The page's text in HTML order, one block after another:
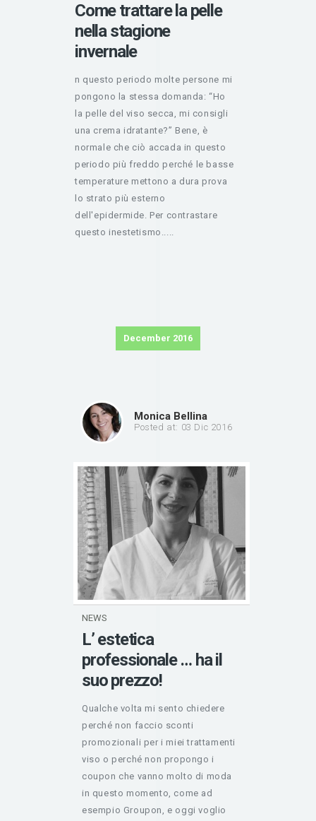
Come trattare la pelle
nella stagione
invernale
n questo periodo molte persone mi
pongono la stessa domanda: “Ho
la pelle del viso secca, mi consigli
una crema idratante?” Bene, è
normale che ciò accada in questo
periodo più freddo perché le basse
temperature mettono a dura prova
lo strato più esterno
dell'epidermide. Per contrastare
questo inestetismo.....
December 2016
Monica Bellina
Posted at: 03 Dic 2016
NEWS
L’ estetica
professionale … ha il
suo prezzo!
Qualche volta mi sento chiedere
perché non faccio sconti
promozionali per i miei trattamenti
viso o perché non propongo i
coupon che vanno molto di moda
in questo momento, come ad
esempio Groupon, e oggi voglio